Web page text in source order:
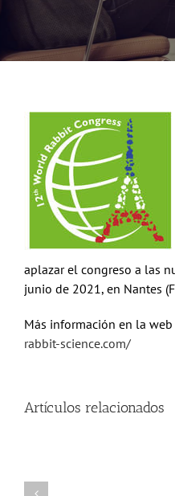
Contactar
WooCommerce My
WooCommerce Cart
aplazar el congreso a las
junio de 2021, en Nantes
Más información en la web
rabbit-science.com/
Artículos relacionados